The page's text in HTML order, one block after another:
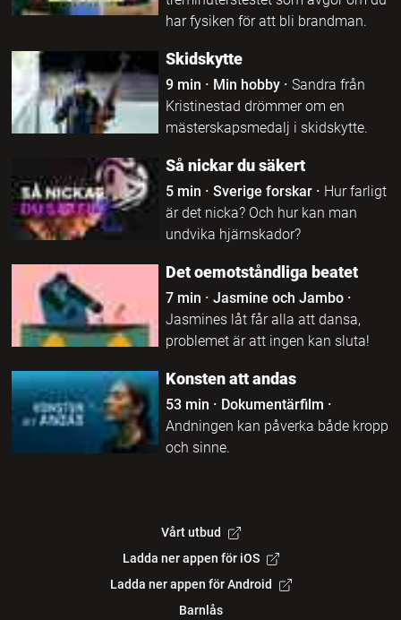
har fysiken för att bli brandman.
Skidskytte
9 min · Min hobby· Sandra från
Kristinestad drömmer om en
mästerskapsmedalj i skidskytte.
Så nickar du säkert
5 min · Sverige forskar· Hur farligt
är det nicka? Och hur kan man
undvika hjärnskador?
Det oemotståndliga beatet
7 min · Jasmine och Jambo·
Jasmines låt får alla att dansa,
problemet är att ingen kan sluta!
Konsten att andas
53 min · Dokumentärfilm ·
Andningen kan påverka både kropp
och sinne.
Vårt utbud
Ladda ner appen för iOS
Ladda ner appen för Android
Barnlås